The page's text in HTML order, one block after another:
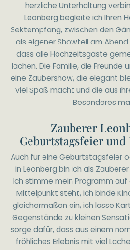
herzliche Unterhaltung
Leonberg begleite ich Ihren
Sektempfang, zwischen den
als eigener Showteil am
dass alle Hochzeitsgäste
lachen. Die Familie, die Freunde
eine Zaubershow, die elegant
viel Spaß macht und die aus
Besonderes
Zauberer
Geburtstagsfeier
Auch für eine Geburtstagsfeier
in Leonberg bin ich als
Ich stimme mein Programm auf
Mittelpunkt steht, ich binde
gleichermaßen ein, ich lasse
Gegenstände zu kleinen
sorge dafür, dass aus einem
fröhliches Erlebnis mit viel